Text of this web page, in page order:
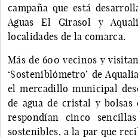
campaña que está
Aguas El Girasol y
localidades de la comarca.
Más de 600 vecinos y
‘Sosteniblómetro’ de
el mercadillo municipal
de agua de cristal y bolsas
respondían cinco
sostenibles, a la par que